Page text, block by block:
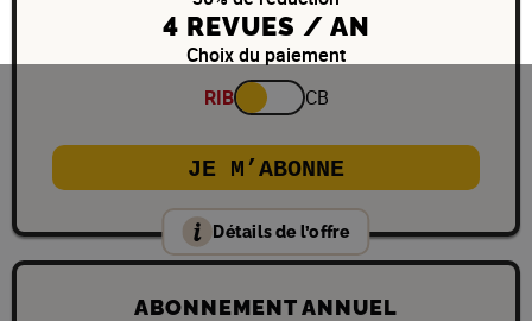
4 REVUES / AN
Choix du paiement
RIB
CB
JE M’ABONNE
Détails de l’offre
ABONNEMENT ANNUEL